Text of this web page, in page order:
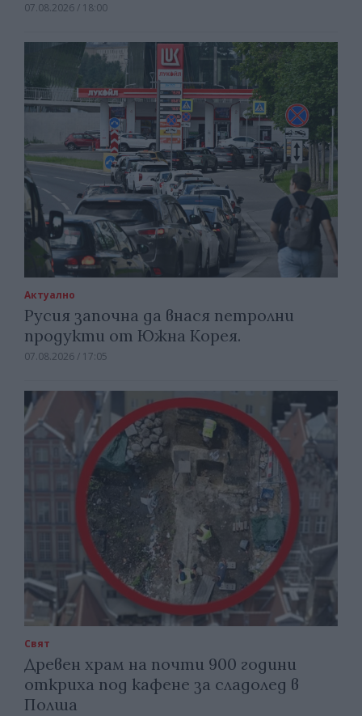
07.08.2026 / 18:00
Актуално
Русия започна да внася петролни
продукти от Южна Корея.
07.08.2026 / 17:05
Свят
Древен храм на почти 900 години
откриха под кафене за сладолед в
Полша